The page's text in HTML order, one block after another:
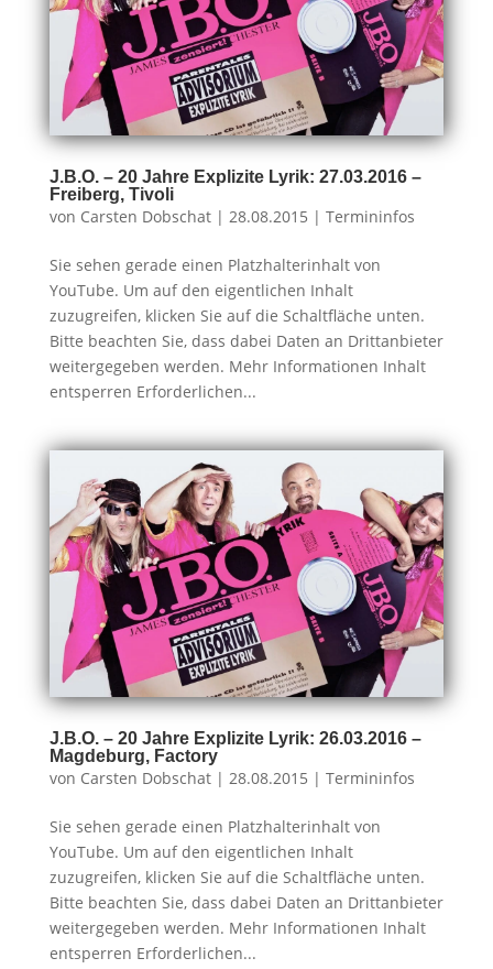
J.B.O. – 20 Jahre Explizite Lyrik: 27.03.2016 –
Freiberg, Tivoli
von Carsten Dobschat| 28.08.2015 | Termininfos
Sie sehen gerade einen Platzhalterinhalt von
YouTube. Um auf den eigentlichen Inhalt
zuzugreifen, klicken Sie auf die Schaltfläche unten.
Bitte beachten Sie, dass dabei Daten an Drittanbieter
weitergegeben werden. Mehr Informationen Inhalt
entsperren Erforderlichen...
J.B.O. – 20 Jahre Explizite Lyrik: 26.03.2016 –
Magdeburg, Factory
von Carsten Dobschat| 28.08.2015 | Termininfos
Sie sehen gerade einen Platzhalterinhalt von
YouTube. Um auf den eigentlichen Inhalt
zuzugreifen, klicken Sie auf die Schaltfläche unten.
Bitte beachten Sie, dass dabei Daten an Drittanbieter
weitergegeben werden. Mehr Informationen Inhalt
entsperren Erforderlichen...